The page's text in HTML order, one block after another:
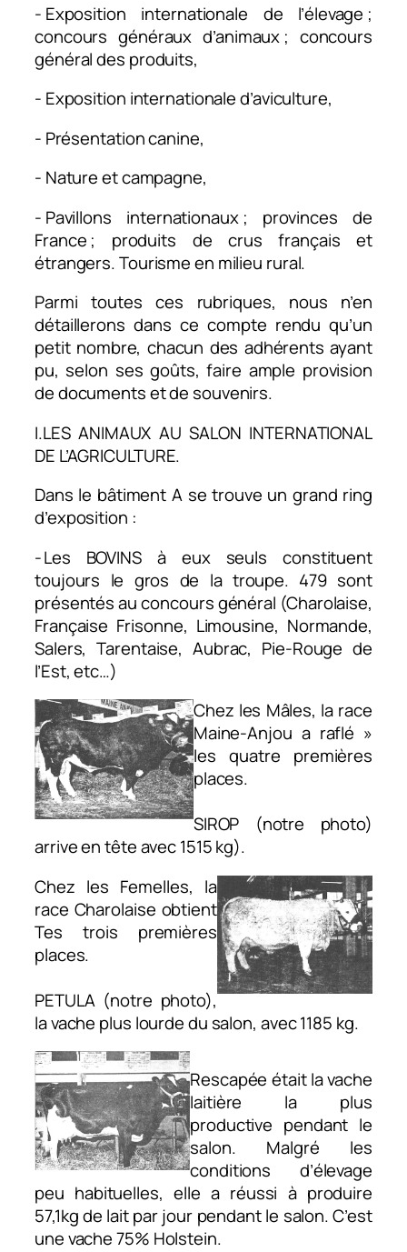
- Exposition internationale de l’élevage ;
concours généraux d’animaux ; concours
général des produits,
- Exposition internationale d’aviculture,
- Présentation canine,
- Nature et campagne,
- Pavillons internationaux ; provinces de
France ; produits de crus français et
étrangers. Tourisme en milieu rural.
Parmi toutes ces rubriques, nous n’en
détaillerons dans ce compte rendu qu’un
petit nombre, chacun des adhérents ayant
pu, selon ses goûts, faire ample provision
de documents et de souvenirs.
I.LES ANIMAUX AU SALON INTERNATIONAL
DE L’AGRICULTURE.
Dans le bâtiment A se trouve un grand ring
d’exposition :
- Les BOVINS à eux seuls constituent
toujours le gros de la troupe. 479 sont
présentés au concours général (Charolaise,
Française Frisonne, Limousine, Normande,
Salers, Tarentaise, Aubrac, Pie-Rouge de
l’Est, etc…)
Chez les Mâles, la race
Maine-Anjou a raflé »
les quatre premières
places.​
SIROP (notre photo)
arrive en tête avec 1515 kg).
Chez les Femelles, la
race Charolaise obtient
Tes trois premières
places. ​
PETULA (notre photo),
la vache plus lourde du salon, avec 1185 kg.
Rescapée était la vache
laitière la plus
productive pendant le
salon. Malgré les
conditions d’élevage
peu habituelles, elle a réussi à produire
57,1kg de lait par jour pendant le salon. C’est
une vache 75% Holstein.